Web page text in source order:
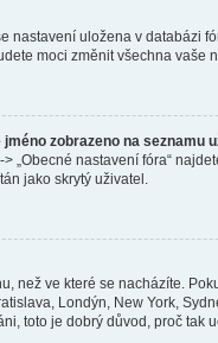
nastavení uložena v databázi
moci změnit všechna vaše
zobrazeno na seznamu
„Obecné nastavení fóra“
jako skrytý uživatel.
než ve které se nacházíte.
Londýn, New York,
toto je dobrý důvod, proč tak